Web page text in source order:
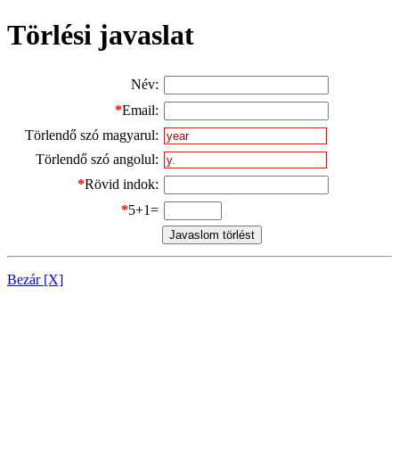
Törlési javaslat
Név:
*Email:
Törlendő szó magyarul:
Törlendő szó angolul:
*Rövid indok:
*5+1=
Bezár [X]